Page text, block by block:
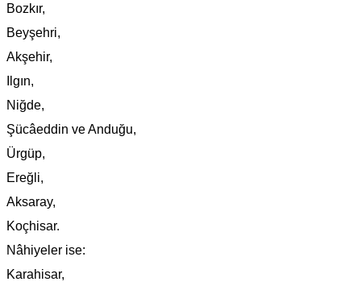
Bozkır,
Beyşehri,
Akşehir,
Ilgın,
Niğde,
Şücâeddin ve Anduğu,
Ürgüp,
Ereğli,
Aksaray,
Koçhisar.
Nâhiyeler ise:
Karahisar,